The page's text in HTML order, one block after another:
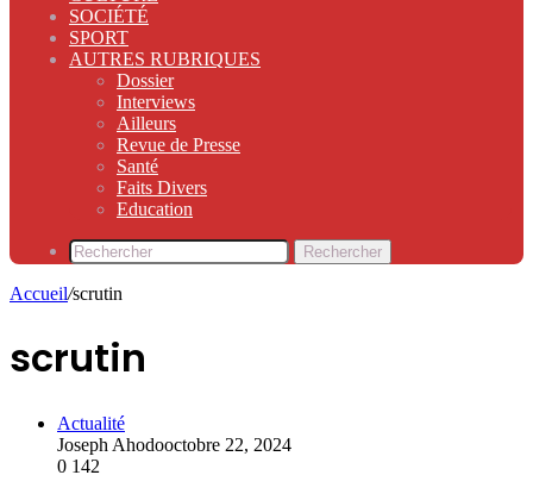
SOCIÉTÉ
SPORT
AUTRES RUBRIQUES
Dossier
Interviews
Ailleurs
Revue de Presse
Santé
Faits Divers
Education
Rechercher
Accueil/scrutin
scrutin
Actualité
Joseph Ahodooctobre 22, 2024
0 142